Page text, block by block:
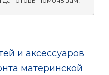
и аксессуаров
материнской